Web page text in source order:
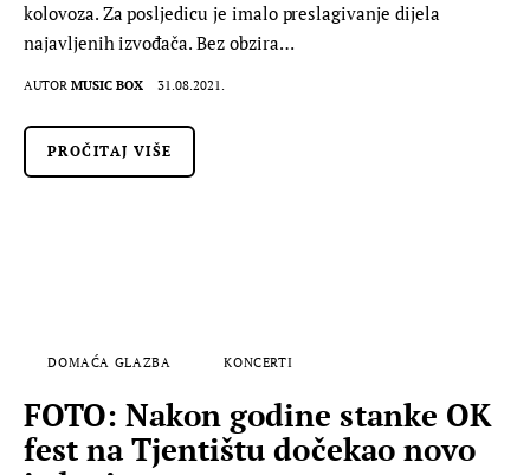
kolovoza. Za posljedicu je imalo preslagivanje dijela
najavljenih izvođača. Bez obzira…
AUTOR MUSIC BOX 31.08.2021.
PROČITAJ VIŠE
DOMAĆA GLAZBA KONCERTI
FOTO: Nakon godine stanke OK
fest na Tjentištu dočekao novo